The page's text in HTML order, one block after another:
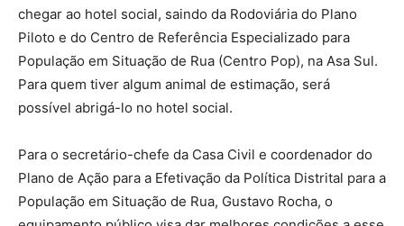
chegar ao hotel social, saindo da Rodoviária do Plano
Piloto e do Centro de Referência Especializado para
População em Situação de Rua (Centro Pop), na Asa Sul.
Para quem tiver algum animal de estimação, será
possível abrigá-lo no hotel social.
Para o secretário-chefe da Casa Civil e coordenador do
Plano de Ação para a Efetivação da Política Distrital para a
População em Situação de Rua, Gustavo Rocha, o